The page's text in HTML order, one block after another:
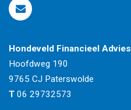
Hondeveld Financieel Advies
Hoofdweg 190
9765 CJ Paterswolde
T 06 29732573